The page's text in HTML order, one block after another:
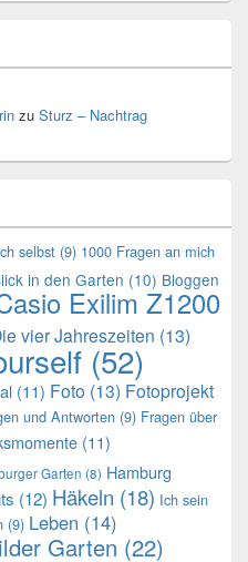
zu Sturz – Nachtrag
selbst (9) 1000 Fragen an mich
in den Garten (10) Bloggen
Exilim Z1200
vier Jahreszeiten (13)
(52)
(11) Foto (13) Fotoprojekt
und Antworten (9) Fragen über
(11)
Garten (8) Hamburg
(12) Häkeln (18) Ich sein
(9) Leben (14)
Garten (22)